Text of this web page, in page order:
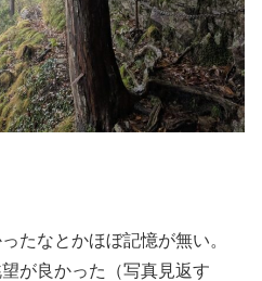
たなとかほぼ記憶が無い。
が良かった（写真見返す